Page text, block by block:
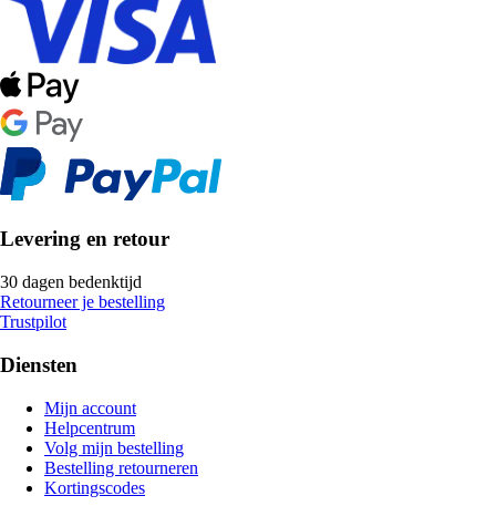
Levering en retour
30 dagen bedenktijd
Retourneer je bestelling
Trustpilot
Diensten
Mijn account
Helpcentrum
Volg mijn bestelling
Bestelling retourneren
Kortingscodes